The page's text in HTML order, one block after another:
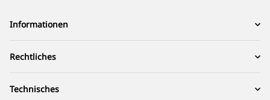
Informationen
Rechtliches
Technisches